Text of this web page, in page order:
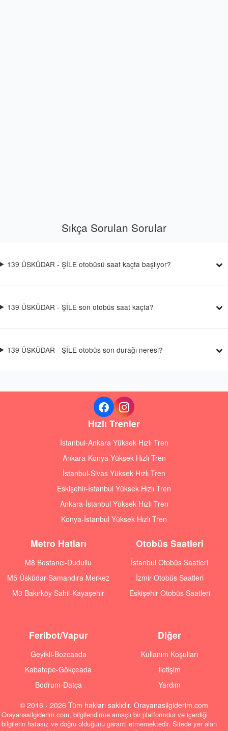
Sıkça Sorulan Sorular
139 ÜSKÜDAR - ŞİLE otobüsü saat kaçta başlıyor?
139 ÜSKÜDAR - ŞİLE son otobüs saat kaçta?
139 ÜSKÜDAR - ŞİLE otobüs son durağı neresi?
Hızlı Trenler
İstanbul-Ankara Yüksek Hızlı Tren
Ankara-Konya Yüksek Hızlı Tren
İstanbul-Sivas Yüksek Hızlı Tren
Eskişehir-İstanbul Yüksek Hızlı Tren
Ankara-İstanbul Yüksek Hızlı Tren
Konya-İstanbul Yüksek Hızlı Tren
Metro Hatları
M8 Bostancı-Dudullu
M5 Üsküdar-Samandıra Merkez
M3 Bakırköy Sahil-Kayaşehir
Otobüs Saatleri
İstanbul Otobüs Saatleri
İzmir Otobüs Saatleri
Eskişehir Otobüs Saatleri
Feribot/Vapur
Geyikli-Bozcaada
Kabatepe-Gökçeada
Bodrum-Datça
Diğer
Kullanım Koşulları
İletişim
Yardım
© 2016 - 2026 Tüm hakları saklıdır. Orayanasilgiderim.com
Orayanasilgiderim.com, bilgilendirme amaçlı bir platformdur ve içerdiği
bilgilerin hatasız ve doğru olduğunu garanti etmemektedir. Sitede yer alan